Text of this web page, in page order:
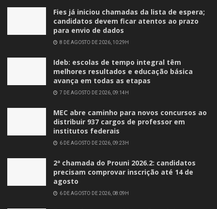
Fies já iniciou chamadas da lista de espera;
candidatos devem ficar atentos ao prazo
para envio de dados
8 DE AGOSTO DE 2026, 10:29H
Ideb: escolas de tempo integral têm
melhores resultados e educação básica
avança em todas as etapas
7 DE AGOSTO DE 2026, 09:14H
MEC abre caminho para novos concursos ao
distribuir 937 cargos de professor em
institutos federais
6 DE AGOSTO DE 2026, 09:23H
2ª chamada do Prouni 2026.2: candidatos
precisam comprovar inscrição até 14 de
agosto
6 DE AGOSTO DE 2026, 08:09H